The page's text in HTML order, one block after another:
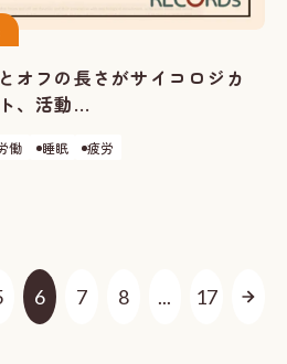
オフの長さがサイコロジカ
、活動...
働 睡眠
疲労
6 7 8 ... 17